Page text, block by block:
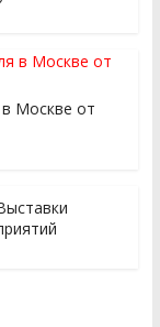
Москве от